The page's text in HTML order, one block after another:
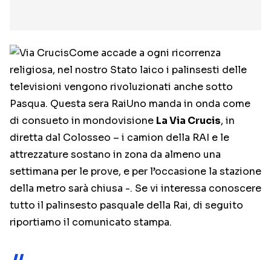
Come accade a ogni ricorrenza
religiosa, nel nostro Stato laico i palinsesti delle
televisioni vengono rivoluzionati anche sotto
Pasqua. Questa sera RaiUno manda in onda come
di consueto in mondovisione La Via Crucis, in
diretta dal Colosseo – i camion della RAI e le
attrezzature sostano in zona da almeno una
settimana per le prove, e per l’occasione la stazione
della metro sarà chiusa -. Se vi interessa conoscere
tutto il palinsesto pasquale della Rai, di seguito
riportiamo il comunicato stampa.